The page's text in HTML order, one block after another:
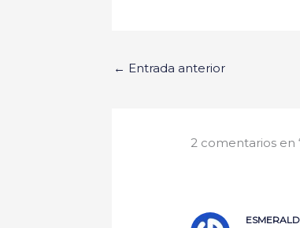
← Entrada anterior
2 comentarios en